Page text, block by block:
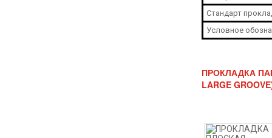
Стандарт
Условное
ПРОКЛАДКА
LARGE